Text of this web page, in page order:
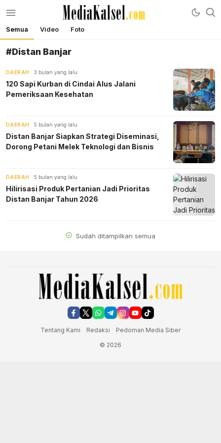
mediakalsel.com
Berita Update Banua
Semua Video Foto
#Distan Banjar
DAERAH 3 bulan yang lalu
120 Sapi Kurban di Cindai Alus Jalani
Pemeriksaan Kesehatan
DAERAH 5 bulan yang lalu
Distan Banjar Siapkan Strategi Diseminasi,
Dorong Petani Melek Teknologi dan Bisnis
DAERAH 5 bulan yang lalu
Hilirisasi Produk Pertanian Jadi Prioritas
Distan Banjar Tahun 2026
Sudah ditampilkan semua
Tentang Kami Redaksi
Pedoman Media Siber
© 2026